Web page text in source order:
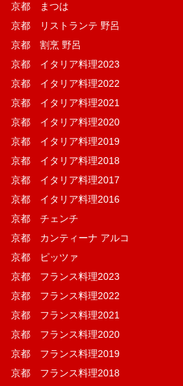
京都 まつは
京都 リストランテ 野呂
京都 割烹 野呂
京都 イタリア料理2023
京都 イタリア料理2022
京都 イタリア料理2021
京都 イタリア料理2020
京都 イタリア料理2019
京都 イタリア料理2018
京都 イタリア料理2017
京都 イタリア料理2016
京都 チェンチ
京都 カンティーナ アルコ
京都 ピッツァ
京都 フランス料理2023
京都 フランス料理2022
京都 フランス料理2021
京都 フランス料理2020
京都 フランス料理2019
京都 フランス料理2018